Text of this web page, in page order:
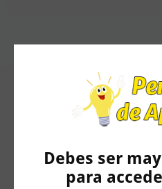
Debes ser
para
Artículos Relacionados